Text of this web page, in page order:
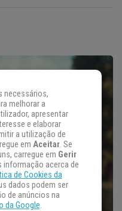
necessários,
melhorar a
apresentar
e elaborar
a utilização de
em Aceitar. Se
carregue em Gerir
informação acerca de
de Cookies da
dados podem ser
de anúncios na
da Google.